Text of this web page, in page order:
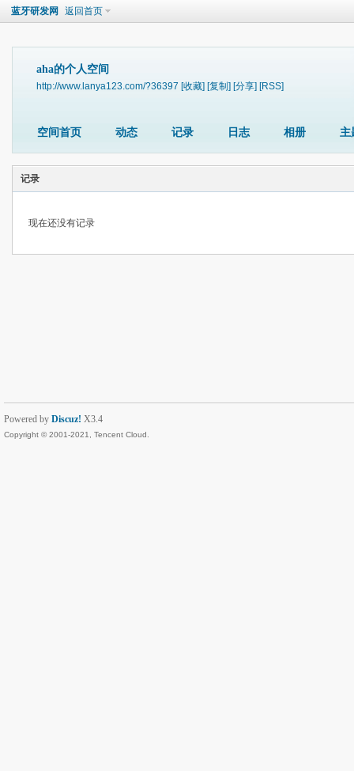
蓝牙研发网 返回首页
aha的个人空间
http://www.lanya123.com/?36397 [收藏] [复制] [分享] [RSS]
空间首页 动态 记录 日志 相册 主
记录
现在还没有记录
Powered by Discuz! X3.4
Copyright © 2001-2021, Tencent Cloud.